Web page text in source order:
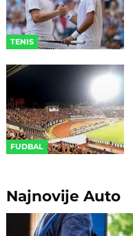
TENIS
FUDBAL
NajnovijeAuto